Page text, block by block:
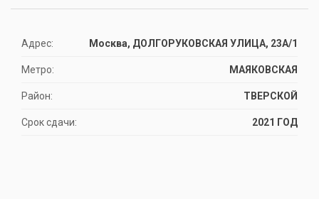
Адрес: Москва, ДОЛГОРУКОВСКАЯ УЛИЦА, 23А/1
Метро: МАЯКОВСКАЯ
Район: ТВЕРСКОЙ
Срок сдачи: 2021 ГОД